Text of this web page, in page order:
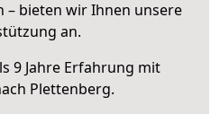
– bieten wir Ihnen unsere
an.
9 Jahre Erfahrung mit
Plettenberg.